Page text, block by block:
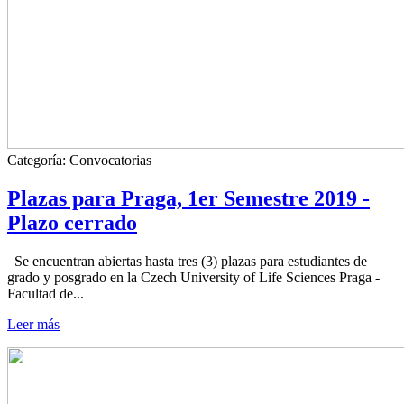
Categoría: Convocatorias
Plazas para Praga, 1er Semestre 2019 -
Plazo cerrado
Se encuentran abiertas hasta tres (3) plazas para estudiantes de
grado y posgrado en la Czech University of Life Sciences Praga -
Facultad de...
Leer más